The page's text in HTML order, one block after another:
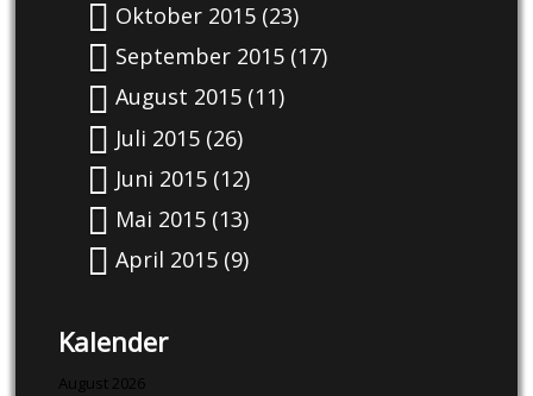
Oktober 2015(23)
September 2015(17)
August 2015(11)
Juli 2015(26)
Juni 2015(12)
Mai 2015(13)
April 2015(9)
Kalender
August 2026